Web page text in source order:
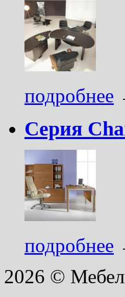
подробнее
Серия
подробнее
2026 ©